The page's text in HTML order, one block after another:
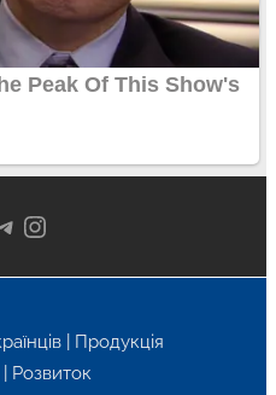
Instagram
| Продукція
Розвиток